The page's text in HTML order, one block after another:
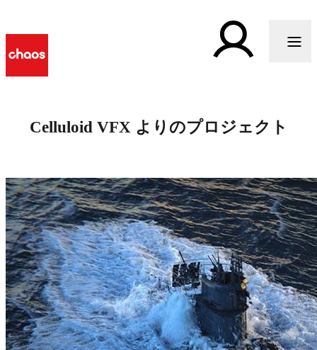
Celluloid VFX よりのプロジェクト